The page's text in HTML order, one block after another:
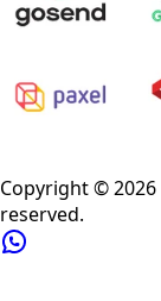
Copyright ©2026
reserved.